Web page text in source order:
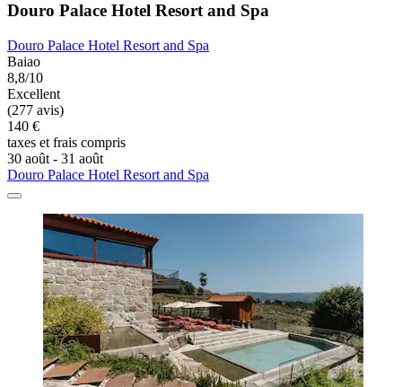
Douro Palace Hotel Resort and Spa
Douro Palace Hotel Resort and Spa
Baiao
8,8/10
Excellent
(277 avis)
140 €
taxes et frais compris
30 août - 31 août
Douro Palace Hotel Resort and Spa